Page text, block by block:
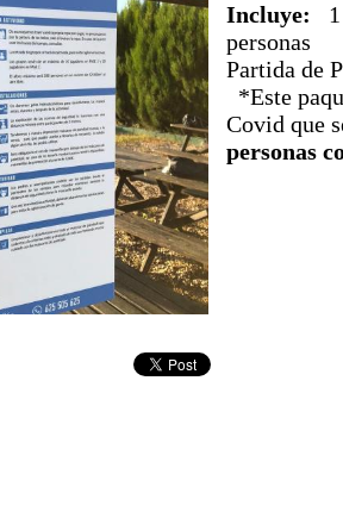
Incluye: 1
personas
Partida de
*Este
Covid que
personas